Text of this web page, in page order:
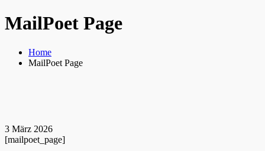
MailPoet Page
Home
MailPoet Page
3 März 2026
[mailpoet_page]